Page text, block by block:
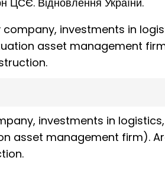
company, investments in
asset management
investments in
asset management firm).